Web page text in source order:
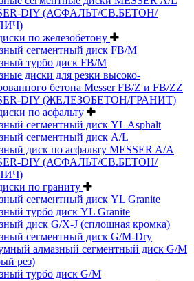
DIY (АСФАЛЬТ/СВ.БЕТОН/
по железобетону
сегментный диск FB/M
турбо диск FB/M
диски для резки высоко-
бетона Messer FB/Z и FB/ZZ
DIY (ЖЕЛЕЗОБЕТОН/ГРАНИТ)
по асфальту
сегментный диск YL Asphalt
сегментный диск A/L
диск по асфальту MESSER A/A
DIY (АСФАЛЬТ/СВ.БЕТОН/
по граниту
сегментный диск YL Granite
турбо диск YL Granite
диск G/X-J (сплошная кромка)
сегментный диск G/M-Dry
алмазный сегментный диск G/M
рез)
турбо диск G/M